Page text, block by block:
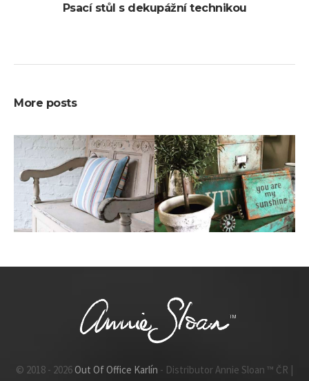
Psací stůl s dekupážní technikou
More posts
28. 11. 2018
Shabby – Chic
styl
INSPIRACE
3. 10. 2018
Industriální styl
INSPIRACE
© 2018 - 2026 Out Of Office Karlín - Distributor Annie Sloan ™ ČR |